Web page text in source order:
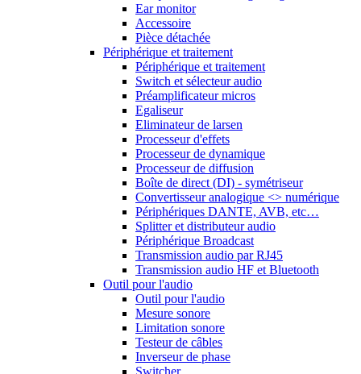
Ear monitor
Accessoire
Pièce détachée
Périphérique et traitement
Périphérique et traitement
Switch et sélecteur audio
Préamplificateur micros
Egaliseur
Eliminateur de larsen
Processeur d'effets
Processeur de dynamique
Processeur de diffusion
Boîte de direct (DI) - symétriseur
Convertisseur analogique <> numérique
Périphériques DANTE, AVB, etc…
Splitter et distributeur audio
Périphérique Broadcast
Transmission audio par RJ45
Transmission audio HF et Bluetooth
Outil pour l'audio
Outil pour l'audio
Mesure sonore
Limitation sonore
Testeur de câbles
Inverseur de phase
Switcher